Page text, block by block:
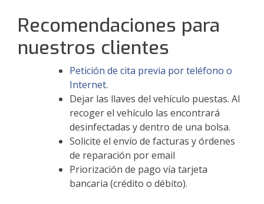
Recomendaciones para
nuestros clientes
Petición de cita previa por teléfono o
Internet.
Dejar las llaves del vehículo puestas. Al
recoger el vehículo las encontrará
desinfectadas y dentro de una bolsa.
Solicite el envío de facturas y órdenes
de reparación por email
Priorización de pago vía tarjeta
bancaria (crédito o débito).